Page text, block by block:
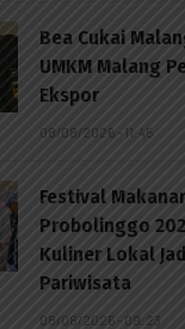
Bea Cukai
UMKM Malang
Ekspor
08/08/2026 - 11:45
Festival
Probolinggo
Kuliner Lokal
Pariwisata
08/08/2026 - 09:23